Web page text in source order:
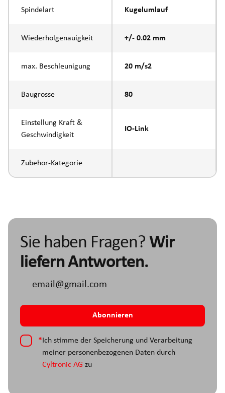
Spindelart Kugelumlauf
Wiederholgenauigkeit +/- 0.02 mm
max. Beschleunigung 20 m/s2
Baugrosse 80
Einstellung Kraft &
Geschwindigkeit
IO-Link
Zubehor-Kategorie
Sie haben Fragen? Wir
liefern Antworten.
*Ich stimme der Speicherung und Verarbeitung
meiner personenbezogenen Daten durch
Cyltronic AG zu